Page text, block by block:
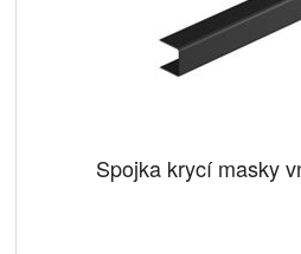
Spojka krycí masky